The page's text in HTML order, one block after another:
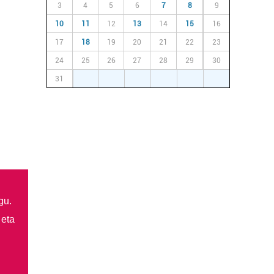
3 4 5 6 7 8 9
10 11 12 13 14 15 16
17 18 19 20 21 22 23
24 25 26 27 28 29 30
31